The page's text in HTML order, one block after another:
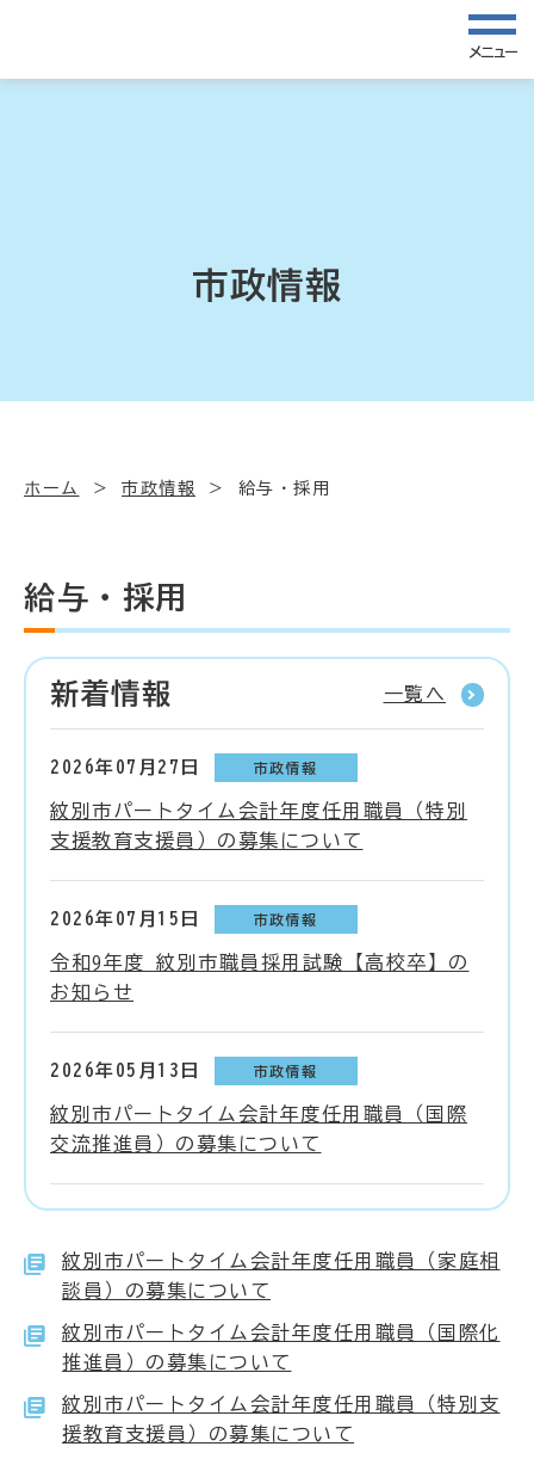
メニュー
市政情報
ホーム 市政情報 給与・採用
給与・採用
新着情報 一覧へ
2026年07月27日 市政情報
紋別市パートタイム会計年度任用職員（特別
支援教育支援員）の募集について
2026年07月15日 市政情報
令和9年度 紋別市職員採用試験【高校卒】の
お知らせ
2026年05月13日 市政情報
紋別市パートタイム会計年度任用職員（国際
交流推進員）の募集について
紋別市パートタイム会計年度任用職員（家庭相
談員）の募集について
紋別市パートタイム会計年度任用職員（国際化
推進員）の募集について
紋別市パートタイム会計年度任用職員（特別支
援教育支援員）の募集について